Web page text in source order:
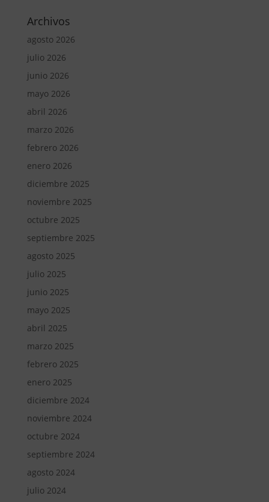
Archivos
agosto 2026
julio 2026
junio 2026
mayo 2026
abril 2026
marzo 2026
febrero 2026
enero 2026
diciembre 2025
noviembre 2025
octubre 2025
septiembre 2025
agosto 2025
julio 2025
junio 2025
mayo 2025
abril 2025
marzo 2025
febrero 2025
enero 2025
diciembre 2024
noviembre 2024
octubre 2024
septiembre 2024
agosto 2024
julio 2024